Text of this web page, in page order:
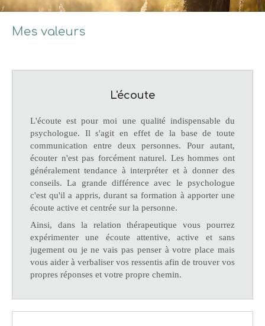
Mes valeurs
L'écoute
L'écoute est pour moi une qualité indispensable du
psychologue. Il s'agit en effet de la base de toute
communication entre deux personnes. Pour autant,
écouter n'est pas forcément naturel. Les hommes ont
généralement tendance à interpréter et à donner des
conseils. La grande différence avec le psychologue
c'est qu'il a appris, durant sa formation à apporter une
écoute active et centrée sur la personne.
Ainsi, dans la relation thérapeutique vous pourrez
expérimenter une écoute attentive, active et sans
jugement ou je ne vais pas penser à votre place mais
vous aider à verbaliser vos ressentis afin de trouver vos
propres réponses et votre propre chemin.